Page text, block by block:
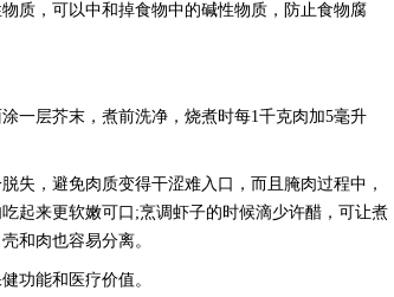
，可以中和掉食物中的碱性物质，防止食物腐
层芥末，煮前洗净，烧煮时每1千克肉加5毫升
，避免肉质变得干涩难入口，而且腌肉过程中，
起来更软嫩可口;烹调虾子的时候滴少许醋，可让煮
和肉也容易分离。
能和医疗价值。